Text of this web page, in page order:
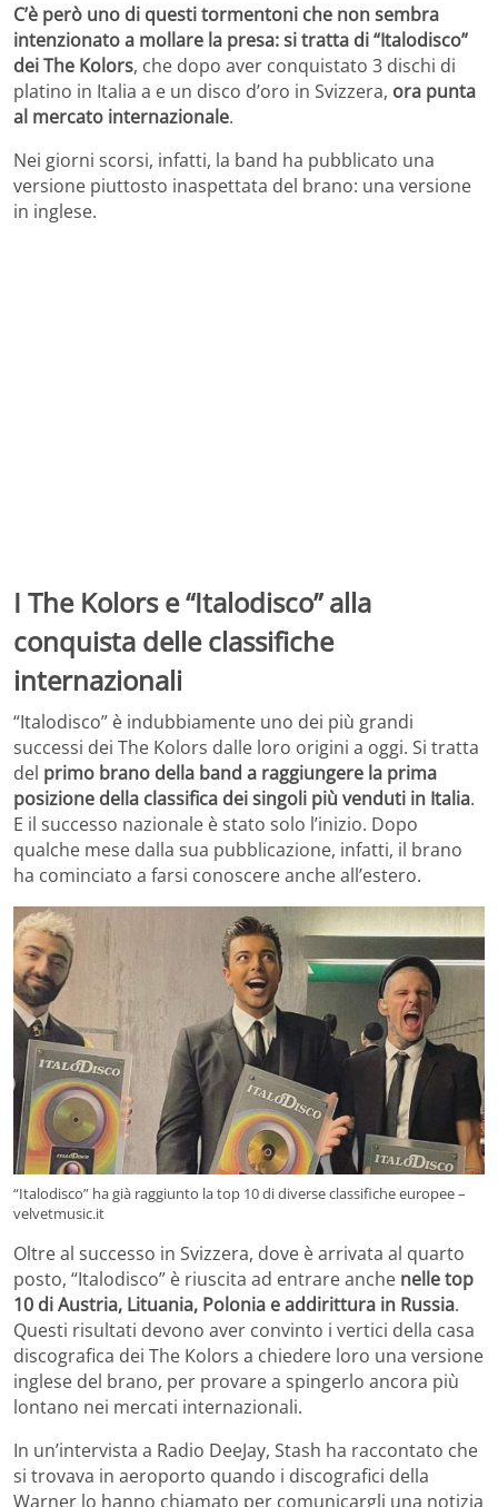
C’è però uno di questi tormentoni che non sembra
intenzionato a mollare la presa: si tratta di “Italodisco”
dei The Kolors, che dopo aver conquistato 3 dischi di
platino in Italia a e un disco d’oro in Svizzera, ora punta
al mercato internazionale.
Nei giorni scorsi, infatti, la band ha pubblicato una
versione piuttosto inaspettata del brano: una versione
in inglese.
I The Kolors e “Italodisco” alla
conquista delle classifiche
internazionali
“Italodisco” è indubbiamente uno dei più grandi
successi dei The Kolors dalle loro origini a oggi. Si tratta
del primo brano della band a raggiungere la prima
posizione della classifica dei singoli più venduti in Italia.
E il successo nazionale è stato solo l’inizio. Dopo
qualche mese dalla sua pubblicazione, infatti, il brano
ha cominciato a farsi conoscere anche all’estero.
“Italodisco” ha già raggiunto la top 10 di diverse classifiche europee –
velvetmusic.it
Oltre al successo in Svizzera, dove è arrivata al quarto
posto, “Italodisco” è riuscita ad entrare anche nelle top
10 di Austria, Lituania, Polonia e addirittura in Russia.
Questi risultati devono aver convinto i vertici della casa
discografica dei The Kolors a chiedere loro una versione
inglese del brano, per provare a spingerlo ancora più
lontano nei mercati internazionali.
In un’intervista a Radio DeeJay, Stash ha raccontato che
si trovava in aeroporto quando i discografici della
Warner lo hanno chiamato per comunicargli una notizia